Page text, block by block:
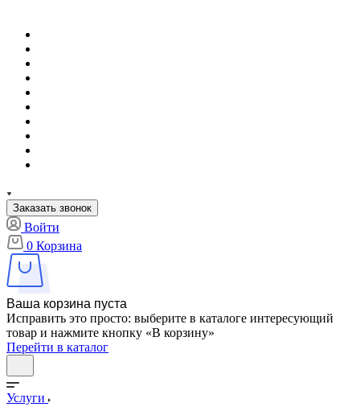
Заказать звонок
Войти
0 Корзина
Ваша корзина пуста
Исправить это просто: выберите в каталоге интересующий
товар и нажмите кнопку «В корзину»
Перейти в каталог
Услуги